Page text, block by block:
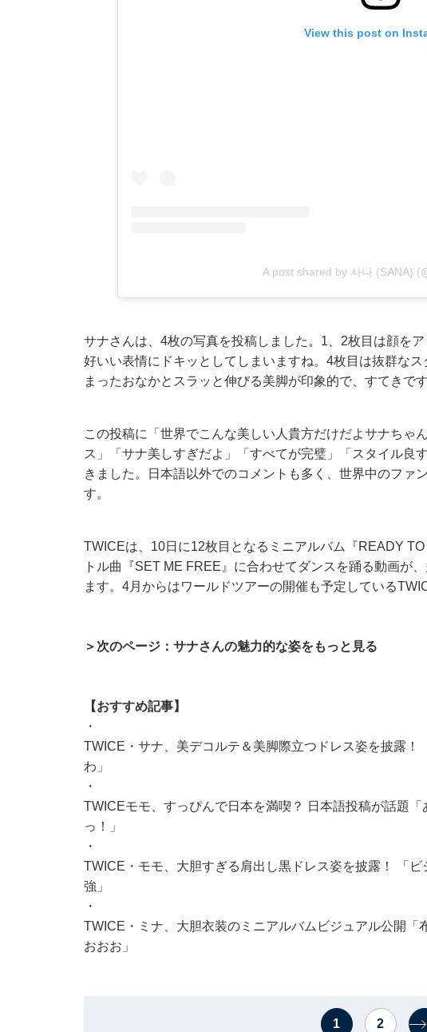
View this post on
A post shared by 사나 (SANA)
サナさんは、4枚の写真を投稿しました。1、2枚目は顔を
好いい表情にドキッとしてしまいますね。4枚目は抜群な
まったおなかとスラッと伸びる美脚が印象的で、すてきです
この投稿に「世界でこんな美しい人貴方だけだよサナちゃ
ス」「サナ美しすぎだよ」「すべてが完璧」「スタイル良
きました。日本語以外でのコメントも多く、世界中のファ
す。
TWICEは、10日に12枚目となるミニアルバム『READY
トル曲『SET ME FREE』に合わせてダンスを踊る動画が
ます。4月からはワールドツアーの開催も予定している
＞次のページ：サナさんの魅力的な姿をもっと見る
【おすすめ記事】
・
TWICE・サナ、美デコルテ＆美脚際立つドレス姿を披露！
わ」
・
TWICEモモ、すっぴんで日本を満喫？ 日本語投稿が話題
っ！」
・
TWICE・モモ、大胆すぎる肩出し黒ドレス姿を披露！ 「
強」
・
TWICE・ミナ、大胆衣装のミニアルバムビジュアル公開
おおお」
1 2